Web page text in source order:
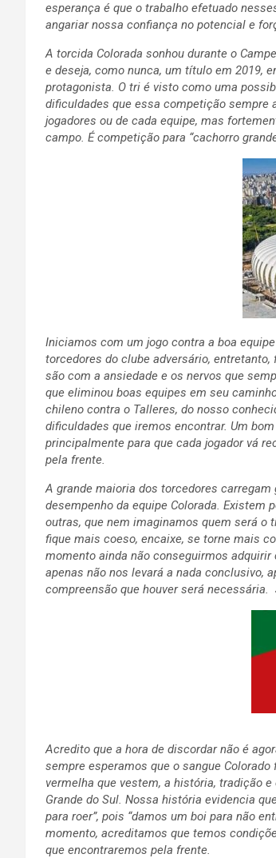
esperança é que o trabalho efetuado
angariar nossa confiança no potencial e
A torcida Colorada sonhou durante o
e deseja, como nunca, um título em 2019,
protagonista. O tri é visto como uma
dificuldades que essa competição sempre
jogadores ou de cada equipe, mas
campo. É competição para “cachorro
Iniciamos com um jogo contra a boa
torcedores do clube adversário,
são com a ansiedade e os nervos que
que eliminou boas equipes em seu
chileno contra o Talleres, do nosso
dificuldades que iremos encontrar. Um
principalmente para que cada jogador vá
pela frente.
A grande maioria dos torcedores
desempenho da equipe Colorada.
outras, que nem imaginamos quem será o
fique mais coeso, encaixe, se torne mais
momento ainda não conseguirmos
apenas não nos levará a nada conclusivo,
compreensão que houver será necessária.
Acredito que a hora de discordar não é
sempre esperamos que o sangue
vermelha que vestem, a história, tradição
Grande do Sul. Nossa história evidencia
para roer”, pois “damos um boi para não
momento, acreditamos que temos
que encontraremos pela frente.